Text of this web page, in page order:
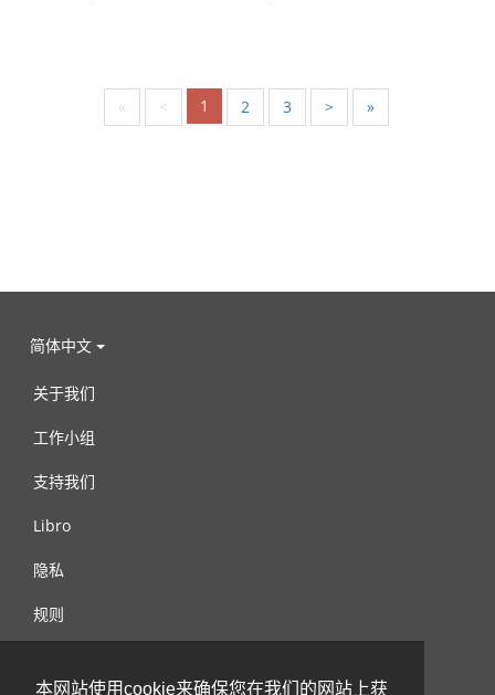
本网站使用cookie来确保您在我们的网站上获
« < 1 2 3 > »
简体中文
关于我们
工作小组
支持我们
Libro
隐私
规则